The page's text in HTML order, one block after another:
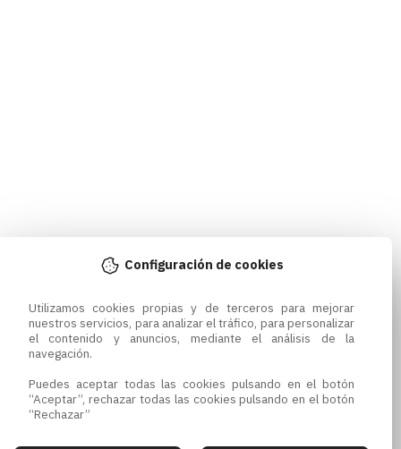
Configuración de cookies
Utilizamos cookies propias y de terceros para mejorar
nuestros servicios, para analizar el tráfico, para personalizar
el contenido y anuncios, mediante el análisis de la
navegación.
Puedes aceptar todas las cookies pulsando en el botón
“Aceptar”, rechazar todas las cookies pulsando en el botón
“Rechazar”